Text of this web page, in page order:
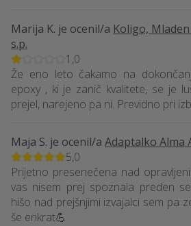
Marija K. je ocenil/a Koligo,
s.p.
1,0
Že eno leto čakamo na
epoxy , ki je zanič kvalitete, se je
prejel, narejeno pa ni. Previdno pri
Maja S. je ocenil/a Adaptalko Alma
5,0
Prijetno presenečena nad
vas nisem prej spoznala preden
hišo nad prejšnjimi izvajalci sem pa
še enkrat💪